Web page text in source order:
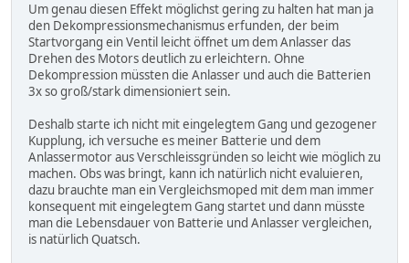
Um genau diesen Effekt möglichst gering zu halten hat man ja
den Dekompressionsmechanismus erfunden, der beim
Startvorgang ein Ventil leicht öffnet um dem Anlasser das
Drehen des Motors deutlich zu erleichtern. Ohne
Dekompression müssten die Anlasser und auch die Batterien
3x so groß/stark dimensioniert sein.
Deshalb starte ich nicht mit eingelegtem Gang und gezogener
Kupplung, ich versuche es meiner Batterie und dem
Anlassermotor aus Verschleissgründen so leicht wie möglich zu
machen. Obs was bringt, kann ich natürlich nicht evaluieren,
dazu brauchte man ein Vergleichsmoped mit dem man immer
konsequent mit eingelegtem Gang startet und dann müsste
man die Lebensdauer von Batterie und Anlasser vergleichen,
is natürlich Quatsch.